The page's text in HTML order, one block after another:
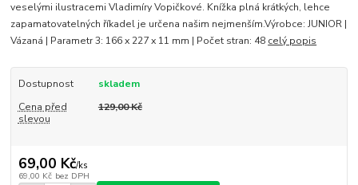
veselými ilustracemi Vladimíry Vopičkové. Knížka plná krátkých, lehce
zapamatovatelných říkadel je určena našim nejmenším.Výrobce: JUNIOR |
Vázaná | Parametr 3: 166 x 227 x 11 mm | Počet stran: 48 celý popis
Dostupnost
skladem
Cena před
slevou
129,00 Kč
69,00 Kč/ks
69,00 Kč bez DPH